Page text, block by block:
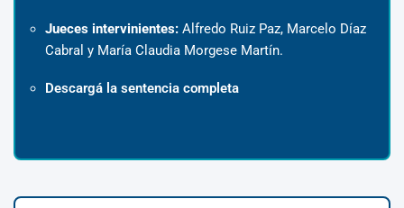
Jueces intervinientes: Alfredo Ruiz Paz, Marcelo Díaz
Cabral y María Claudia Morgese Martín.
Descargá la sentencia completa